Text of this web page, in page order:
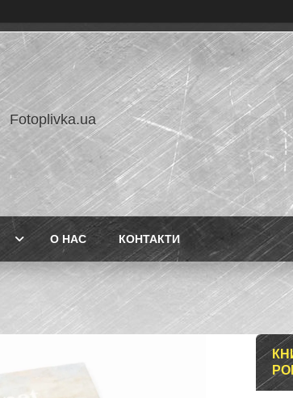
Fotoplivka.ua
О НАС КОНТАКТИ